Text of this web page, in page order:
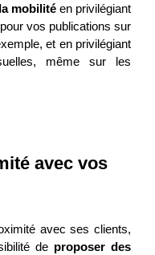
mobilitéen privilégiant
vos publications sur
et en privilégiant
même sur les
avec vos
avec ses clients,
de proposer des